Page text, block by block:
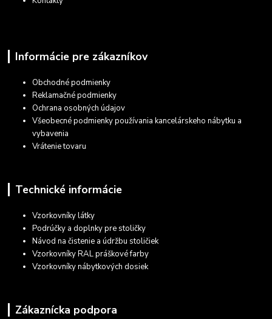
Informácie pre zákazníkov
Obchodné podmienky
Reklamačné podmienky
Ochrana osobných údajov
Všeobecné podmienky používania kancelárskeho nábytku a
vybavenia
Vrátenie tovaru
Technické informácie
Vzorkovníky látky
Podrúčky a doplnky pre stoličky
Návod na čistenie a údržbu stoličiek
Vzorkovníky RAL práškové farby
Vzorkovníky nábytkových dosiek
Zákaznícka podpora